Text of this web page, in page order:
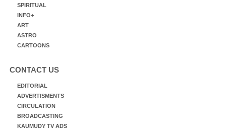
SPIRITUAL
INFO+
ART
ASTRO
CARTOONS
CONTACT US
EDITORIAL
ADVERTISMENTS
CIRCULATION
BROADCASTING
KAUMUDY TV ADS